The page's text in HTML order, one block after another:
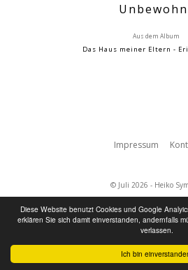
Ich bin
Diese Website benutzt Cookies und Google
erklären Sie sich damit einverstanden, andernfalls
verlassen.
Aus dem Album
Das Haus meiner Eltern -
Impressum
© Juli 2026 - Heiko